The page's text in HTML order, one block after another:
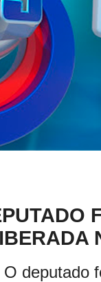
O deputado